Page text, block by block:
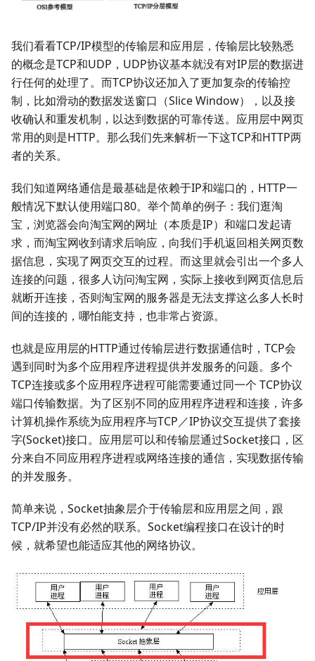
我们看看TCP/IP模型的传输层和应用层，传输层比较熟悉
的概念是TCP和UDP，UDP协议基本就没有对IP层的数据进
行任何的处理了。而TCP协议还加入了更加复杂的传输控
制，比如滑动的数据发送窗口（Slice Window），以及接
收确认和重发机制，以达到数据的可靠传送。应用层中网页
常用的则是HTTP。那么我们先来解析一下这TCP和HTTP两
者的关系。
我们知道网络通信是最基础是依赖于IP和端口的，HTTP一
般情况下默认使用端口80。举个简单的例子：我们逛淘
宝，浏览器会向淘宝网的网址（本质是IP）和端口发起请
求，而淘宝网收到请求后响应，向我们手机返回相关网页数
据信息，实现了网页交互的过程。而这里就会引出一个多人
连接的问题，很多人访问淘宝网，实际上接收到网页信息后
就断开连接，否则淘宝网的服务器是无法支撑这么多人长时
间的连接的，哪怕能支持，也非常占资源。
也就是应用层的HTTP通过传输层进行数据通信时，TCP会
遇到同时为多个应用程序进程提供并发服务的问题。多个
TCP连接或多个应用程序进程可能需要通过同一个 TCP协议
端口传输数据。为了区别不同的应用程序进程和连接，许多
计算机操作系统为应用程序与TCP／IP协议交互提供了套接
字(Socket)接口。应用层可以和传输层通过Socket接口，区
分来自不同应用程序进程或网络连接的通信，实现数据传输
的并发服务。
简单来说，Socket抽象层介于传输层和应用层之间，跟
TCP/IP并没有必然的联系。Socket编程接口在设计的时
候，就希望也能适应其他的网络协议。